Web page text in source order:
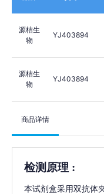
源桔生
物
YJ403894
源桔生
物
YJ403894
商品详情
检测原理 :
本试剂盒采用双抗体